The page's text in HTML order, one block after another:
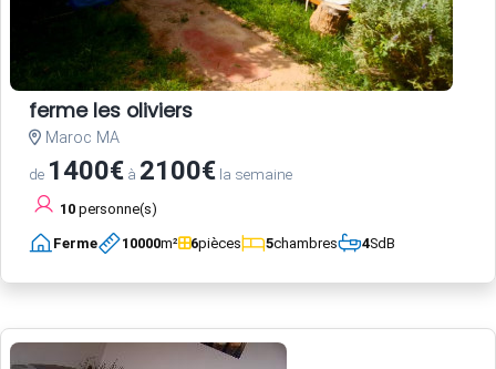
ferme les oliviers
Maroc MA
de 1400€ à 2100€ la semaine
10 personne(s)
Ferme 10000m² 6pièces 5chambres 4SdB